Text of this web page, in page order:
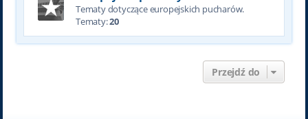
Tematy dotyczące europejskich pucharów.
Tematy:20
Przejdź do